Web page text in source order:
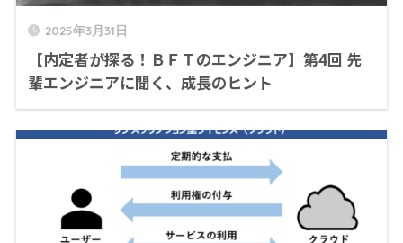
2025年3月31日
【内定者が探る！ＢＦＴのエンジニア】第4回 先
輩エンジニアに聞く、成長のヒント